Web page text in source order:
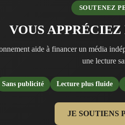
SOUTENEZ
VOUS APPRÉCIEZ
aide à financer un média
une lecture
Sans publicité Lecture plus fluide
JE SOUTIENS